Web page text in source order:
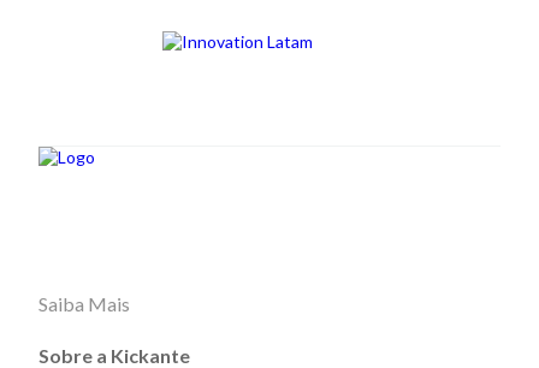
Saiba Mais
Sobre a Kickante